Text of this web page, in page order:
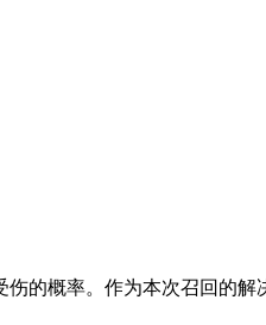
的概率。作为本次召回的解